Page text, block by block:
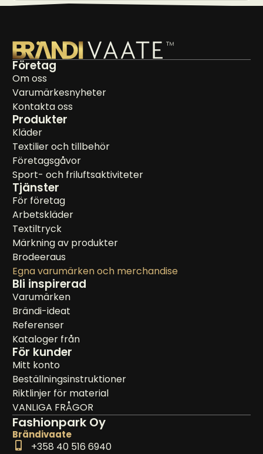
Företag
Om oss
Varumärkesnyheter
Kontakta oss
Produkter
Kläder
Textilier och tillbehör
Företagsgåvor
Sport- och friluftsaktiviteter
Tjänster
För företag
Arbetskläder
Textiltryck
Märkning av produkter
Brodeeraus
Egna varumärken och merchandise
Bli inspirerad
Varumärken
Brändi-ideat
Referenser
Kataloger från
För kunder
Mitt konto
Beställningsinstruktioner
Riktlinjer för material
VANLIGA FRÅGOR
Fashionpark Oy
Brändivaate
+358 40 516 6940